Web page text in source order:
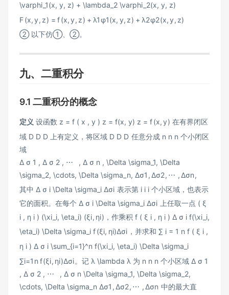
\varphi_1(x, y, z) + \lambda_2 \varphi_2(x, y, z)
F(x,y, z) = f(x,y, z) + λ1φ1(x, y, z) + λ2φ2(x,y, z)
② 以下仿①、②。
九、二重积分
9.1 二重积分的概念
定义 设函数 z = f ( x , y ) z = f(x, y) z = f(x,y) 在有界闭区
域 D D D 上有定义，将区域 D D D 任意分成 n n n 个小闭区
域
Δ σ 1 , Δ σ 2 , ⋯ , Δ σ n , \Delta \sigma_1, \Delta
\sigma_2, \cdots, \Delta \sigma_n, Δσ1 , Δσ2, ⋯ , Δσn,
其中 Δ σ i \Delta \sigma_i Δσi 表示第 i i i个小区域，也表示
它的面积。在每个 Δ σ i \Delta \sigma_i Δσi 上任取一点 ( ξ
i , η i ) (\xi_i, \eta_i) (ξi, ηi) ，作乘积 f ( ξ i , η i ) Δ σ i f(\xi_i,
\eta_i) \Delta \sigma_i f(ξi, ηi)Δσi ，并求和 ∑ i = 1 n f ( ξ i ,
η i ) Δ σ i \sum_{i=1}^n f(\xi_i, \eta_i) \Delta \sigma_i
∑i=1 n f(ξi, ηi)Δσi。记 λ \lambda λ 为 n n n 个小区域 Δ σ 1
, Δ σ 2 , ⋯ , Δ σ n \Delta \sigma_1, \Delta \sigma_2,
\cdots, \Delta \sigma_n Δσ1 , Δσ2, ⋯ , Δσn 中的最大直